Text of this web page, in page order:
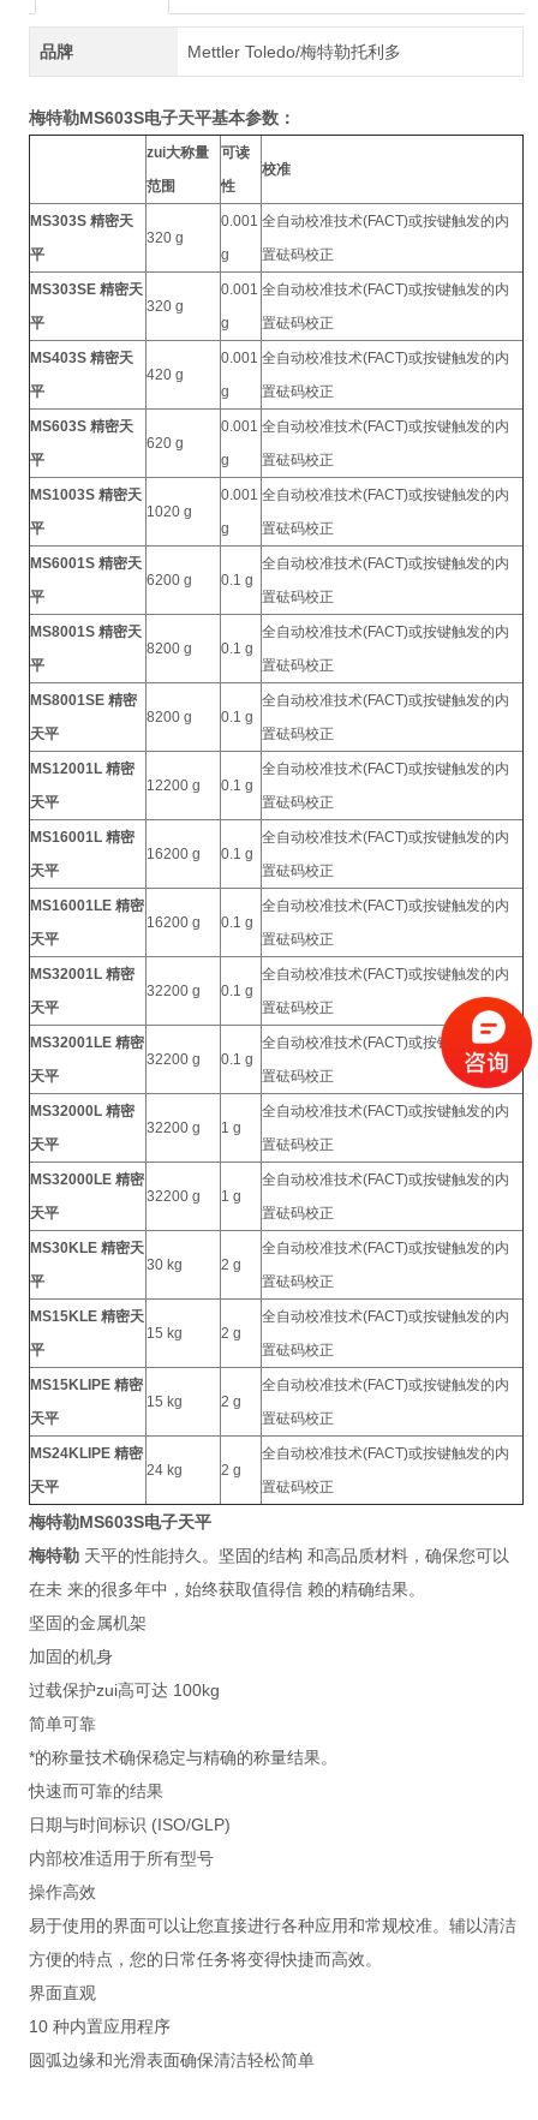
品牌 Mettler Toledo/梅特勒托利多
梅特勒MS603S电子天平基本参数：
zui大称量
范围
可读
性
校准
MS303S 精密天
平
320 g
0.001
g
全自动校准技术(FACT)或按键触发的内
置砝码校正
MS303SE 精密天
平
320 g
0.001
g
全自动校准技术(FACT)或按键触发的内
置砝码校正
MS403S 精密天
平
420 g
0.001
g
全自动校准技术(FACT)或按键触发的内
置砝码校正
MS603S 精密天
平
620 g
0.001
g
全自动校准技术(FACT)或按键触发的内
置砝码校正
MS1003S 精密天
平
1020 g
0.001
g
全自动校准技术(FACT)或按键触发的内
置砝码校正
MS6001S 精密天
平
6200 g 0.1 g
全自动校准技术(FACT)或按键触发的内
置砝码校正
MS8001S 精密天
平
8200 g 0.1 g
全自动校准技术(FACT)或按键触发的内
置砝码校正
MS8001SE 精密
天平
8200 g 0.1 g
全自动校准技术(FACT)或按键触发的内
置砝码校正
MS12001L 精密
天平
12200 g 0.1 g
全自动校准技术(FACT)或按键触发的内
置砝码校正
MS16001L 精密
天平
16200 g 0.1 g
全自动校准技术(FACT)或按键触发的内
置砝码校正
MS16001LE 精密
天平
16200 g 0.1 g
全自动校准技术(FACT)或按键触发的内
置砝码校正
MS32001L 精密
天平
32200 g 0.1 g
全自动校准技术(FACT)或按键触发的内
置砝码校正
MS32001LE 精密
天平
32200 g 0.1 g
全自动校准技术(FACT)或按键触发的内
置砝码校正
MS32000L 精密
天平
32200 g 1 g
全自动校准技术(FACT)或按键触发的内
置砝码校正
MS32000LE 精密
天平
32200 g 1 g
全自动校准技术(FACT)或按键触发的内
置砝码校正
MS30KLE 精密天
平
30 kg 2 g
全自动校准技术(FACT)或按键触发的内
置砝码校正
MS15KLE 精密天
平
15 kg 2 g
全自动校准技术(FACT)或按键触发的内
置砝码校正
MS15KLIPE 精密
天平
15 kg 2 g
全自动校准技术(FACT)或按键触发的内
置砝码校正
MS24KLIPE 精密
天平
24 kg 2 g
全自动校准技术(FACT)或按键触发的内
置砝码校正
梅特勒MS603S电子天平
梅特勒天平的性能持久。坚固的结构 和高品质材料，确保您可以
在未 来的很多年中，始终获取值得信 赖的精确结果。
坚固的金属机架
加固的机身
过载保护zui高可达 100kg
简单可靠
*的称量技术确保稳定与精确的称量结果。
快速而可靠的结果
日期与时间标识 (ISO/GLP)
内部校准适用于所有型号
操作高效
易于使用的界面可以让您直接进行各种应用和常规校准。辅以清洁
方便的特点，您的日常任务将变得快捷而高效。
界面直观
10 种内置应用程序
圆弧边缘和光滑表面确保清洁轻松简单